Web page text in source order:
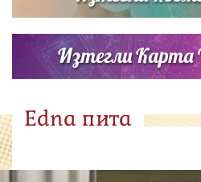
Изтегли Карта
Edna пита